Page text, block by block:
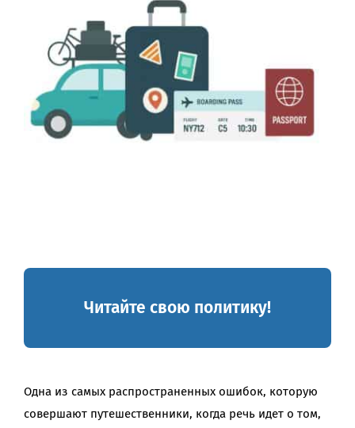
Читайте свою политику!
Одна из самых распространенных ошибок, которую
совершают путешественники, когда речь идет о том,